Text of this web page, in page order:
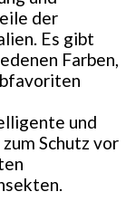
der
Es gibt
Farben,
und
Schutz vor